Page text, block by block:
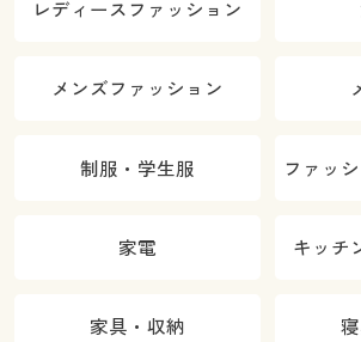
レディースファッション
メンズファッション
制服・学生服 ファッ
家電 キッチ
家具・収納